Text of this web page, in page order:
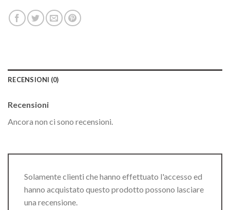
RECENSIONI (0)
Recensioni
Ancora non ci sono recensioni.
Solamente clienti che hanno effettuato l'accesso ed
hanno acquistato questo prodotto possono lasciare
una recensione.